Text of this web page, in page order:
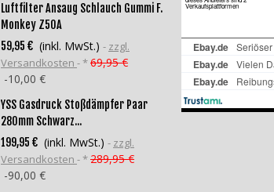
Luftfilter Ansaug Schlauch Gummi F.
Monkey Z50A
59,95 € (inkl. MwSt.)
zzgl.
Versandkosten
*69,95 €
-10,00 €
YSS Gasdruck Stoßdämpfer Paar
280mm Schwarz...
199,95 € (inkl. MwSt.)
zzgl.
Versandkosten
*289,95 €
-90,00 €